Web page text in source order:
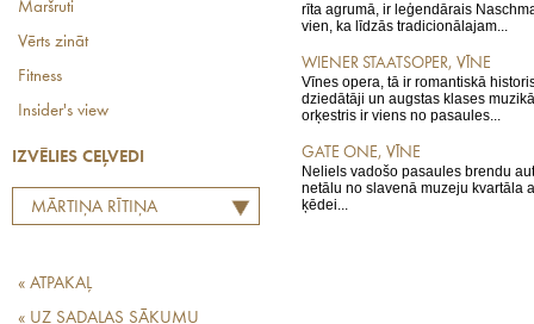
Maršruti
Vērts zināt
Fitness
Insider's view
IZVĒLIES CEĻVEDI
MĀRTIŅA RĪTIŅA
« ATPAKAĻ
« UZ SADAĻAS SĀKUMU
rīta agrumā, ir leģendārais
vien, ka līdzās tradicionālajam...
WIENER STAATSOPER, VĪNE
Vīnes opera, tā ir romantiskā
dziedātāji un augstas klases
orķestris ir viens no pasaules...
GATE ONE, VĪNE
Neliels vadošo pasaules brendu
netālu no slavenā muzeju kvartāla
ķēdei...